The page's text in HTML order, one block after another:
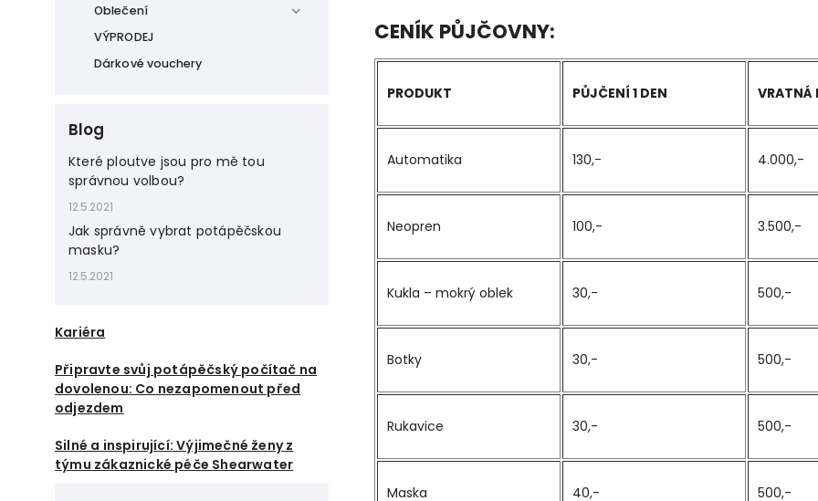
Oblečení
VÝPRODEJ
Dárkové vouchery
Blog
Které ploutve jsou pro mě tou
správnou volbou?
12.5.2021
Jak správně vybrat potápěčskou
masku?
12.5.2021
Kariéra
Připravte svůj potápěčský počítač na
dovolenou: Co nezapomenout před
odjezdem
Silné a inspirující: Výjimečné ženy z
týmu zákaznické péče Shearwater
CENÍK PŮJČOVNY:
PRODUKT PŮJČENÍ 1 DEN VRATNÁ
Automatika 130,- 4.000,-
Neopren 100,- 3.500,-
Kukla – mokrý oblek 30,- 500,-
Botky 30,- 500,-
Rukavice 30,- 500,-
Maska 40,- 500,-